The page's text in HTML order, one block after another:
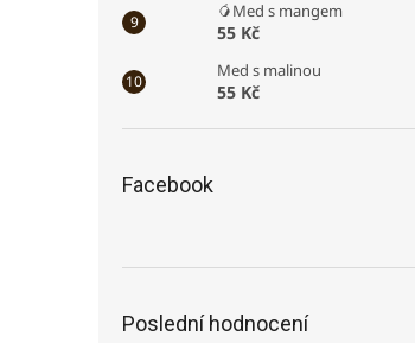
🥭Med s mangem
55 Kč
Med s malinou
55 Kč
Facebook
Poslední hodnocení